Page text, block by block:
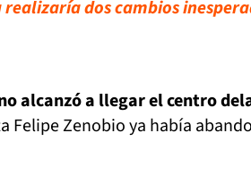
realizaría dos cambios
alcanzó a llegar el centro
Felipe Zenobio ya había